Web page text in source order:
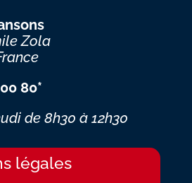
Zola
80*
de 8h30 à 12h30
légales